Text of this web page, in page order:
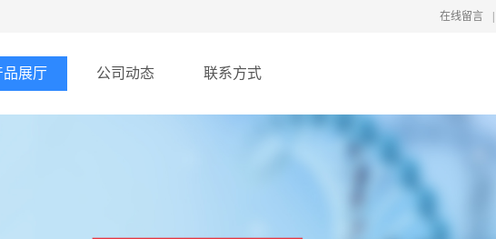
在线留言
品展厅 公司动态 联系方式